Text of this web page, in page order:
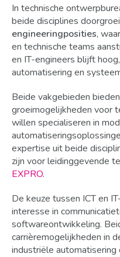
In technische
beide disciplines
engineeringposities,
en technische teams
en IT-engineers blijft
automatisering en
Beide vakgebieden
groeimogelijkheden voor
willen specialiseren in
expertise uit beide
zijn voor leidinggevende
EXPRO.
De keuze tussen ICT en
interesse in
softwareontwikkeling.
carrièremogelijkheden in
industriële automatisering